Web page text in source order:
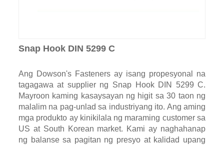
Snap Hook DIN 5299 C
Ang Dowson's Fasteners ay isang propesyonal na
tagagawa at supplier ng Snap Hook DIN 5299 C.
Mayroon kaming kasaysayan ng higit sa 30 taon ng
malalim na pag-unlad sa industriyang ito. Ang aming
mga produkto ay kinikilala ng maraming customer sa
US at South Korean market. Kami ay naghahanap
ng balanse sa pagitan ng presyo at kalidad upang